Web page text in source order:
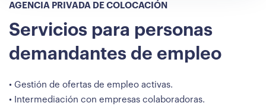
AGENCIA PRIVADA DE COLOCACIÓN
Servicios para personas
demandantes de empleo
• Gestión de ofertas de empleo activas.
• Intermediación con empresas colaboradoras.